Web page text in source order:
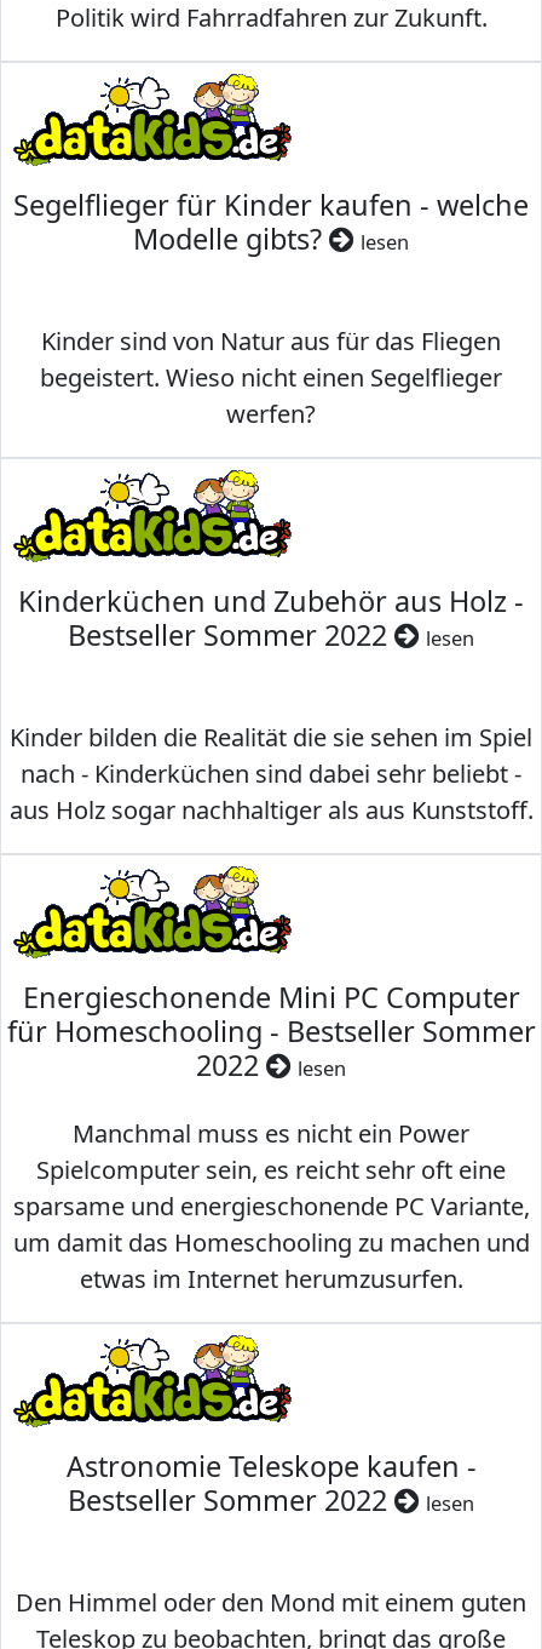
Politik wird Fahrradfahren zur Zukunft.
Segelflieger für Kinder kaufen - welche
Modelle gibts?
lesen
Kinder sind von Natur aus für das Fliegen
begeistert. Wieso nicht einen Segelflieger
werfen?
Kinderküchen und Zubehör aus Holz -
Bestseller Sommer 2022
lesen
Kinder bilden die Realität die sie sehen im Spiel
nach - Kinderküchen sind dabei sehr beliebt -
aus Holz sogar nachhaltiger als aus Kunststoff.
Energieschonende Mini PC Computer
für Homeschooling - Bestseller Sommer
2022
lesen
Manchmal muss es nicht ein Power
Spielcomputer sein, es reicht sehr oft eine
sparsame und energieschonende PC Variante,
um damit das Homeschooling zu machen und
etwas im Internet herumzusurfen.
Astronomie Teleskope kaufen -
Bestseller Sommer 2022
lesen
Den Himmel oder den Mond mit einem guten
Teleskop zu beobachten, bringt das große